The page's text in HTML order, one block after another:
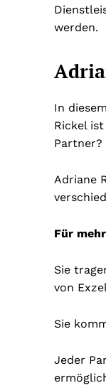
werden.
In
Rickel
Partner?
Adriane
Für mehr
Sie
von
Sie
Jeder